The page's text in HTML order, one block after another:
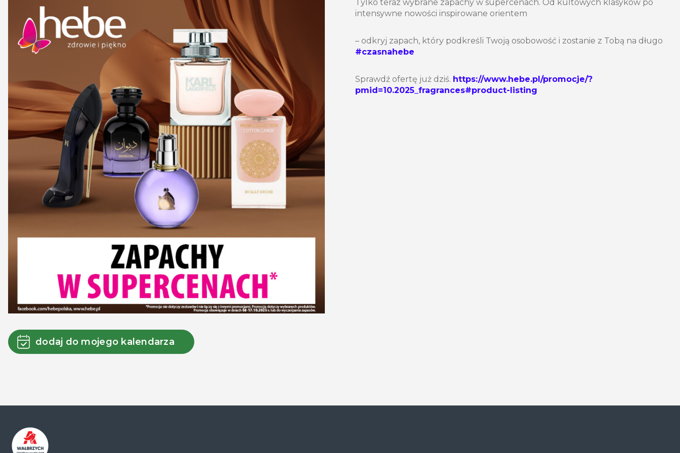
dodaj do mojego kalendarza
Tylko teraz wybrane zapachy w supercenach. Od kultowych klasyków po
intensywne nowości inspirowane orientem
– odkryj zapach, który podkreśli Twoją osobowość i zostanie z Tobą na długo
#czasnahebe
Sprawdź ofertę już dziś. https://www.hebe.pl/promocje/?
pmid=10.2025_fragrances#product-listing